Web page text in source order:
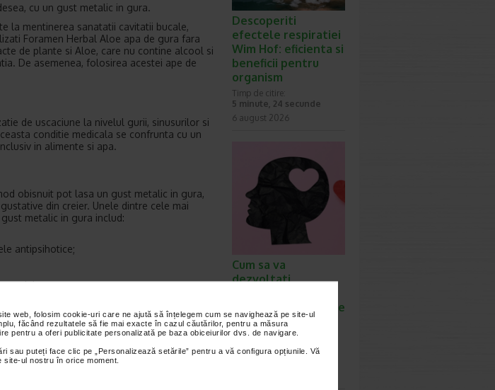
web, folosim cookie-uri care ne ajută să înțelegem cum se navighează pe site-ul
făcând rezultatele să fie mai exacte în cazul căutărilor, pentru a măsura
pentru a oferi publicitate personalizată pe baza obiceiurilor dvs. de navigare.
sau puteți face clic pe „Personalizează setările” pentru a vă configura opțiunile. Vă
ul nostru în orice moment.
cu un gust metalic in gura.
la mentinerea sanatatii cavitatii bucale,
Foramen Herbal Aloe apa de gura fara
de plante si Aloe, care nu contine alcool si
De asemenea, folosirea acestei ape de
de uscaciune la nivelul gurii, sinusurilor si
conditie medicala se confrunta cu un
in alimente si apa.
obisnuit pot lasa un gust metalic in gura,
din creier. Unele dintre cele mai
metalic in gura includ:
antipsihotice;
arteriala;
Descoperiti
efectele respiratiei
Wim Hof: eficienta si
beneficii pentru
organism
Timp de citire:
5 minute, 24 secunde
6 august 2026
Cum sa va
dezvoltati
emotionala: metode
prin care va puteti
imbunatati EQ-ul
Timp de citire: